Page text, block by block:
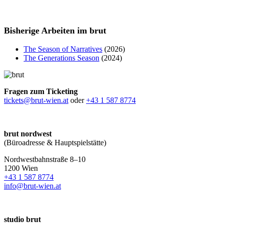
Bisherige Arbeiten im brut
The Season of Narratives (2026)
The Generations Season (2024)
Fragen zum Ticketing
tickets@brut-wien.at oder+43 1 587 8774
brut nordwest
(Büroadresse & Hauptspielstätte)
Nordwestbahnstraße 8–10
1200 Wien
+43 1 587 8774
info@brut-wien.at
studio brut